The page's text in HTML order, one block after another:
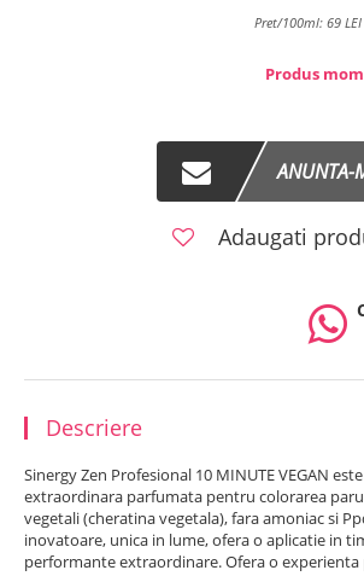
Pret/100ml: 69
Produs
ANUNTA-
Adaugati
Descriere
Sinergy Zen Profesional 10 MINUTE VEGAN
extraordinara parfumata pentru colorarea
vegetali (cheratina vegetala), fara amoniac si
inovatoare, unica in lume, ofera o aplicatie in
performante extraordinare. Ofera o experienta